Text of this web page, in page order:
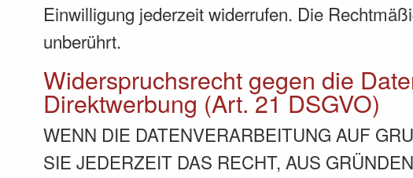
Einwilligung jederzeit widerrufen. Die
unberührt.
Widerspruchsrecht gegen die
Direktwerbung (Art. 21 DSGVO)
WENN DIE DATENVERARBEITUNG AUF
SIE JEDERZEIT DAS RECHT, AUS